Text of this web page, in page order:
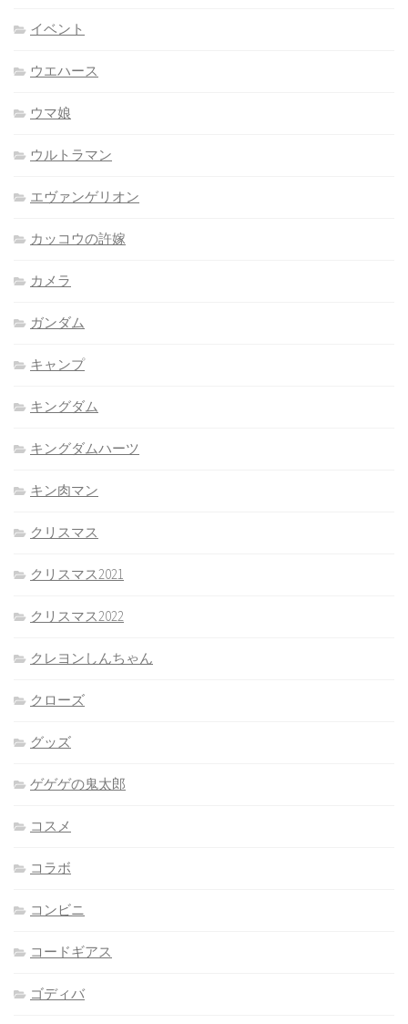
イベント
ウエハース
ウマ娘
ウルトラマン
エヴァンゲリオン
カッコウの許嫁
カメラ
ガンダム
キャンプ
キングダム
キングダムハーツ
キン肉マン
クリスマス
クリスマス2021
クリスマス2022
クレヨンしんちゃん
クローズ
グッズ
ゲゲゲの鬼太郎
コスメ
コラボ
コンビニ
コードギアス
ゴディバ